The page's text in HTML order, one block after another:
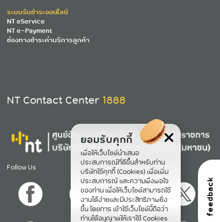
feedback
ยอมรับคุกกี้
เพื่อให้เว็บไซต์นำเสนอ
ประสบการณ์ที่ดีขึ้นสำหรับท่าน
บริษัทใช้คุกกี้ (Cookies) เพื่อเพิ่ม
ประสบการณ์ และความพึงพอใจ
ของท่าน เพื่อให้เว็บไซต์สามารถใช้
งานได้ง่ายและมีประสิทธิภาพยิ่ง
ขึ้น โดยการ เข้าใช้เว็บไซต์นี้ถือว่า
ท่านได้อนุญาตให้เราใช้ Cookies
ระบบรับชำระออนไลน์
NT eService
NT e-Payment
ช่องทางชำระค่าบริการลูกค้า
NT Contact Center 1888
Follow Us